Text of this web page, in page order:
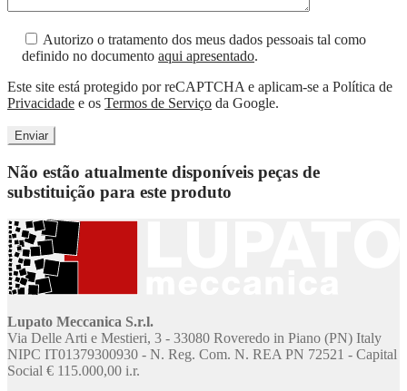
Autorizo o tratamento dos meus dados pessoais tal como
definido no documento aqui apresentado.
Este site está protegido por reCAPTCHA e aplicam-se a Política de
Privacidade e os Termos de Serviço da Google.
Não estão atualmente disponíveis peças de
substituição para este produto
Lupato Meccanica S.r.l.
Via Delle Arti e Mestieri, 3 - 33080 Roveredo in Piano (PN) Italy
NIPC IT01379300930 - N. Reg. Com. N. REA PN 72521 - Capital
Social € 115.000,00 i.r.